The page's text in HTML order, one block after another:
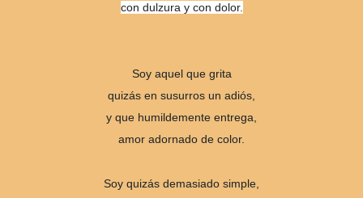
con dulzura y con dolor.
Soy aquel que grita
quizás en susurros un adiós,
y que humildemente entrega,
amor adornado de color.
Soy quizás demasiado simple,